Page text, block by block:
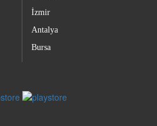
İzmir
Antalya
Bursa